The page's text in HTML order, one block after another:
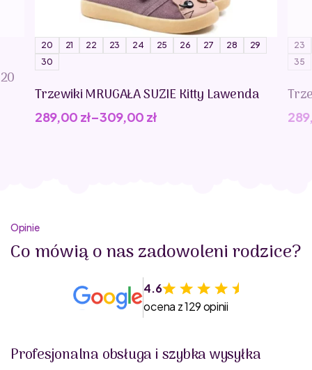
20 21 22 23 24 25 26 27 28
29
30
Trzewiki MRUGAŁA SUZIE Kitty Lawenda
289,00 zł–309,00 zł
23
35
Opinie
Co mówią o nas zadowoleni rodzice?
4.6
ocena z 129 opinii
Profesjonalna obsługa i szybka wysyłka